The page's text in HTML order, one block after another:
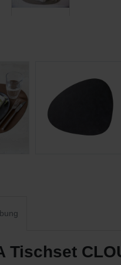
Tischset